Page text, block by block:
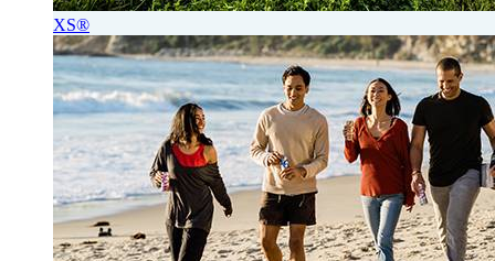
XS®